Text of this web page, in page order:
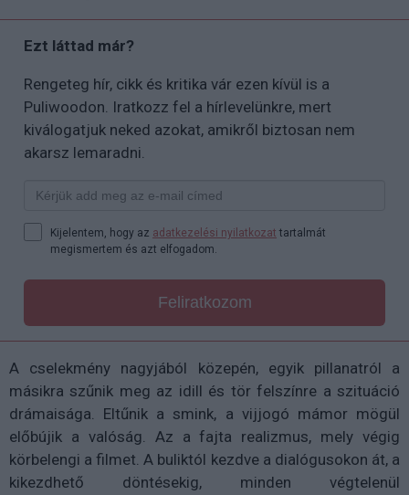
Ezt láttad már?
Rengeteg hír, cikk és kritika vár ezen kívül is a
Puliwoodon. Iratkozz fel a hírlevelünkre, mert
kiválogatjuk neked azokat, amikről biztosan nem
akarsz lemaradni.
Kijelentem, hogy az adatkezelési nyilatkozat tartalmát
megismertem és azt elfogadom.
Feliratkozom
A cselekmény nagyjából közepén, egyik pillanatról a
másikra szűnik meg az idill és tör felszínre a szituáció
drámaisága. Eltűnik a smink, a vijjogó mámor mögül
előbújik a valóság. Az a fajta realizmus, mely végig
körbelengi a filmet. A buliktól kezdve a dialógusokon át, a
kikezdhető döntésekig, minden végtelenül